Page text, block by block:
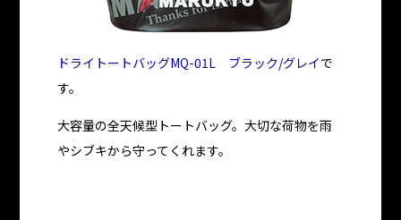
ドライトートバッグMQ-01L ブラック/グレイで
す。
大容量の全天候型トートバッグ。大切な荷物を雨
やシブキから守ってくれます。